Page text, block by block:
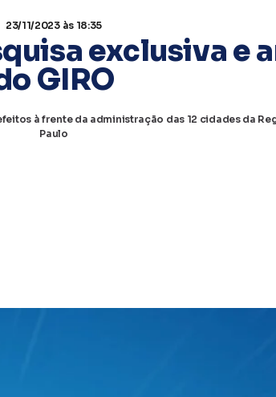
23/11/2023às 18:35
exclusiva e
GIRO
à frente da administração das 12 cidades da
Paulo